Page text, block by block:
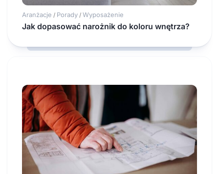
Aranżacje / Porady / Wyposażenie
Jak dopasować narożnik do koloru wnętrza?